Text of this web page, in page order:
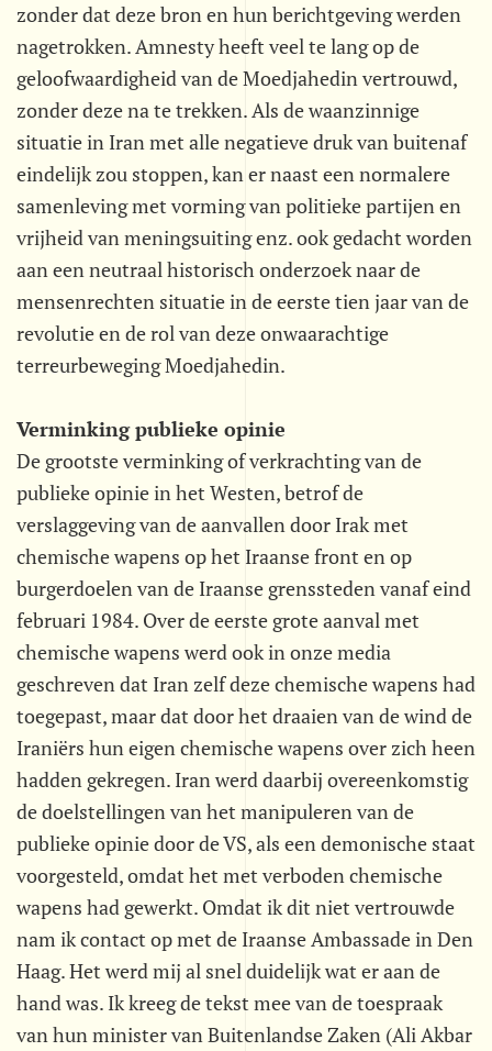
zonder dat deze bron en hun berichtgeving werden
nagetrokken. Amnesty heeft veel te lang op de
geloofwaardigheid van de Moedjahedin vertrouwd,
zonder deze na te trekken. Als de waanzinnige
situatie in Iran met alle negatieve druk van buitenaf
eindelijk zou stoppen, kan er naast een normalere
samenleving met vorming van politieke partijen en
vrijheid van meningsuiting enz. ook gedacht worden
aan een neutraal historisch onderzoek naar de
mensenrechten situatie in de eerste tien jaar van de
revolutie en de rol van deze onwaarachtige
terreurbeweging Moedjahedin.
Verminking publieke opinie
De grootste verminking of verkrachting van de
publieke opinie in het Westen, betrof de
verslaggeving van de aanvallen door Irak met
chemische wapens op het Iraanse front en op
burgerdoelen van de Iraanse grenssteden vanaf eind
februari 1984. Over de eerste grote aanval met
chemische wapens werd ook in onze media
geschreven dat Iran zelf deze chemische wapens had
toegepast, maar dat door het draaien van de wind de
Iraniërs hun eigen chemische wapens over zich heen
hadden gekregen. Iran werd daarbij overeenkomstig
de doelstellingen van het manipuleren van de
publieke opinie door de VS, als een demonische staat
voorgesteld, omdat het met verboden chemische
wapens had gewerkt. Omdat ik dit niet vertrouwde
nam ik contact op met de Iraanse Ambassade in Den
Haag. Het werd mij al snel duidelijk wat er aan de
hand was. Ik kreeg de tekst mee van de toespraak
van hun minister van Buitenlandse Zaken (Ali Akbar